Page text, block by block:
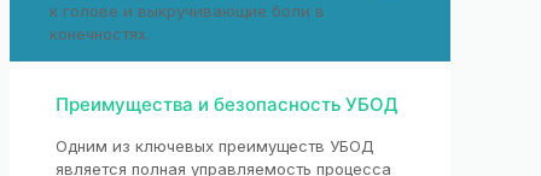
к голове и выкручивающие боли в
конечностях.
Преимущества и безопасность УБОД
Одним из ключевых преимуществ УБОД
является полная управляемость процесса